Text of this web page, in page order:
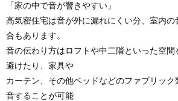
「家の中で音が響きやすい」
高気密住宅は音が外に漏れにくい分、室内
合もあります。
音の伝わり方はロフトや中二階といった空
避けたり、家具や
カーテン、その他ベッドなどのファブリック
音することが可能